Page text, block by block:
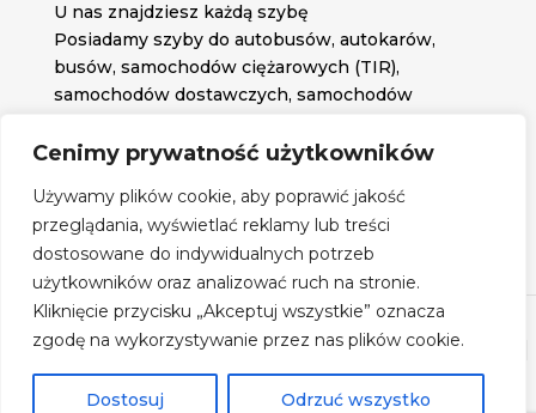
Cenimy prywatność użytkowników
Używamy plików cookie, aby poprawić jakość
przeglądania, wyświetlać reklamy lub treści
dostosowane do indywidualnych potrzeb
użytkowników oraz analizować ruch na stronie.
Kliknięcie przycisku „Akceptuj wszystkie” oznacza
zgodę na wykorzystywanie przez nas plików cookie.
Dostosuj Odrzuć wszystko
U nas znajdziesz każdą szybę
Posiadamy szyby do autobusów, autokarów,
busów, samochodów ciężarowych (TIR),
samochodów dostawczych, samochodów
potrzebujesz.
Znajdź nas na: 
Obserwuj nas na:
Regulamin zakupów
Szyby Autobusowe- 2026| Realizacja: www.woh.group
Rozwiązania technologiczne:iSerwer.pl